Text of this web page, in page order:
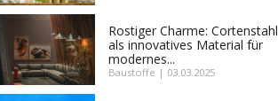
Rostiger Charme: Cortenstahl
als innovatives Material für
modernes...
Baustoffe | 03.03.2025